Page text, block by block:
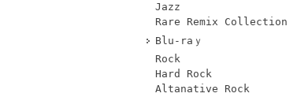
Jazz
Rare Remix Collection
Blu-raｙ
Rock
Hard Rock
Altanative Rock